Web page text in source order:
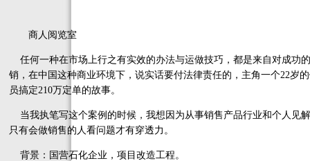
商人阅览室
任何一种在市场上行之有实效的办法与运做技巧，都是来自对成功
销，在中国这种商业环境下，说实话要付法律责任的，主角一个22岁
员搞定210万定单的故事。
当我执笔写这个案例的时候，我想因为从事销售产品行业和个人见
只有会做销售的人看问题才有穿透力。
背景：国营石化企业，项目改造工程。